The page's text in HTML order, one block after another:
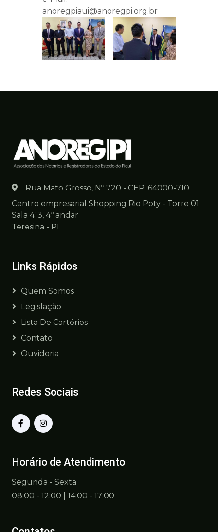
anoregpiaui@anoregpi.org.br
Rua Mato Grosso, Nº 720 - CEP: 64000-710
Centro empresarial Shopping Rio Poty - Torre 01,
Sala 413, 4º andar
Teresina - PI
Links Rápidos
Quem Somos
Legislação
Lista De Cartórios
Contato
Ouvidoria
Redes Sociais
Horário de Atendimento
Segunda - Sexta
08:00 - 12:00 | 14:00 - 17:00